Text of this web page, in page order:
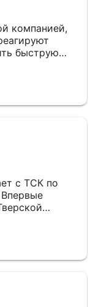
компанией,
быструю
самих
рекомендуем!
с ТСК по
растерялись.
машину и
большое!